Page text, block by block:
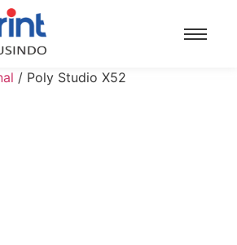
/ Poly Studio X52